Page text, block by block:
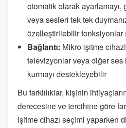
otomatik olarak ayarlamayı,
veya sesleri tek tek
özelleştirilebilir fonksiyonlar
Bağlantı: Mikro işitme
televizyonlar veya diğer ses
kurmayı destekleyebilir
Bu farklılıklar, kişinin
derecesine ve tercihine göre
işitme cihazı seçimi yaparken